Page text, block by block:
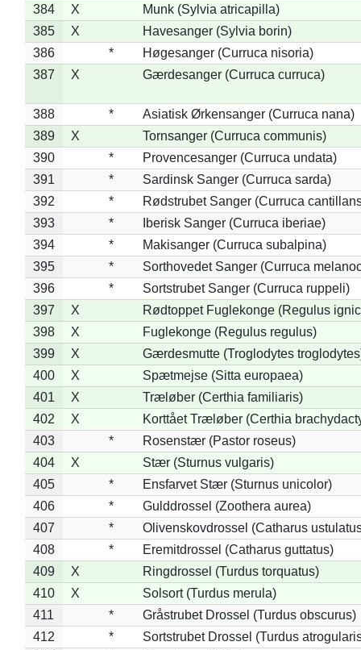
384
X
Munk (Sylvia atricapilla)
385
X
Havesanger (Sylvia borin)
386
*
Høgesanger (Curruca nisoria)
387
X Gærdesanger (Curruca curruca)
388 *
Asiatisk Ørkensanger (Curruca nana)
389
X
Tornsanger (Curruca communis)
390
*
Provencesanger (Curruca undata)
391
*
Sardinsk Sanger (Curruca sarda)
392
*
Rødstrubet Sanger (Curruca
393
*
Iberisk Sanger (Curruca iberiae)
394
*
Makisanger (Curruca subalpina)
395
*
Sorthovedet Sanger (Curruca
396
*
Sortstrubet Sanger (Curruca ruppeli)
397
X
Rødtoppet Fuglekonge (Regulus
398
X
Fuglekonge (Regulus regulus)
399
X
Gærdesmutte (Troglodytes
400
X
Spætmejse (Sitta europaea)
401
X
Træløber (Certhia familiaris)
402
X
Korttået Træløber (Certhia
403
*
Rosenstær (Pastor roseus)
404
X
Stær (Sturnus vulgaris)
405
*
Ensfarvet Stær (Sturnus unicolor)
406
*
Gulddrossel (Zoothera aurea)
407
*
Olivenskovdrossel (Catharus
408
*
Eremitdrossel (Catharus guttatus)
409
X
Ringdrossel (Turdus torquatus)
410
X
Solsort (Turdus merula)
411
*
Gråstrubet Drossel (Turdus obscurus)
412
*
Sortstrubet Drossel (Turdus